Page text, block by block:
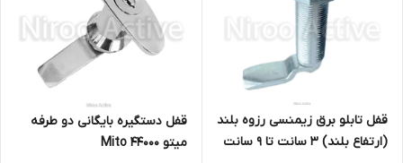
قفل تابلو برق زیمنسی رزوه بلند
(ارتفاع بلند) ۳ سانت تا ۹ سانت
قفل دستگیره بایگانی دو طرفه
میتو Mito 44000